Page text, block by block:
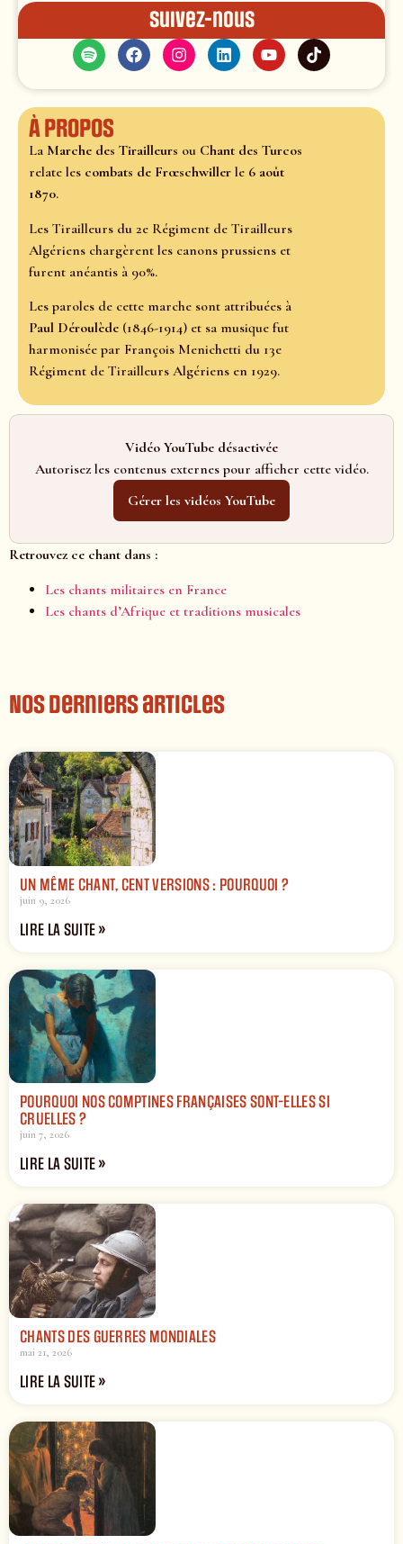
Suivez-nous
À propos
La Marche des Tirailleurs ou Chant des Turcos
relate les combats de Frœschwiller le 6 août
1870.
Les Tirailleurs du 2e Régiment de Tirailleurs
Algériens chargèrent les canons prussiens et
furent anéantis à 90%.
Les paroles de cette marche sont attribuées à
Paul Déroulède (1846-1914) et sa musique fut
harmonisée par François Menichetti du 13e
Régiment de Tirailleurs Algériens en 1929.
Vidéo YouTube désactivée
Autorisez les contenus externes pour afficher cette vidéo.
Gérer les vidéos YouTube
Retrouvez ce chant dans :
Les chants militaires en France
Les chants d’Afrique et traditions musicales
Nos derniers articles
UN MÊME CHANT, CENT VERSIONS : POURQUOI ?
juin 9, 2026
LIRE LA SUITE »
POURQUOI NOS COMPTINES FRANÇAISES SONT-ELLES SI
CRUELLES ?
juin 7, 2026
LIRE LA SUITE »
CHANTS DES GUERRES MONDIALES
mai 21, 2026
LIRE LA SUITE »